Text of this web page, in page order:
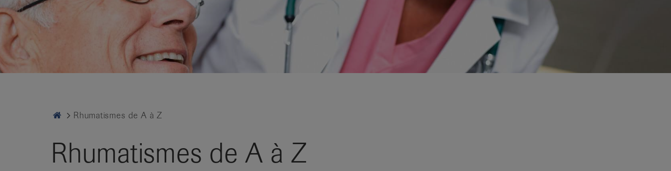
it
Home
Rhumatismes de A à Z
Rhumatismes de A à Z